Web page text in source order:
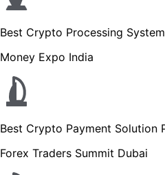
Best
Best
Forex